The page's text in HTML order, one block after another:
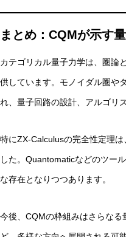
まとめ：CQMが示す
カテゴリカル量子力学は、圏論
供しています。モノイダル圏や
れ、量子回路の設計、アルゴリ
特にZX-Calculusの完全性定理
した。Quantomaticなどのツー
な存在となりつつあります。
今後、CQMの枠組みはさらな